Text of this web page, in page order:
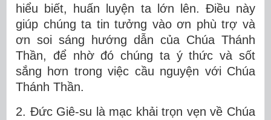
hiểu biết, huấn luyện ta lớn lên. Điều này
giúp chúng ta tin tưởng vào ơn phù trợ và
ơn soi sáng hướng dẫn của Chúa Thánh
Thần, để nhờ đó chúng ta ý thức và sốt
sắng hơn trong việc cầu nguyện với Chúa
Thánh Thần.
2. Đức Giê-su là mạc khải trọn vẹn về Chúa